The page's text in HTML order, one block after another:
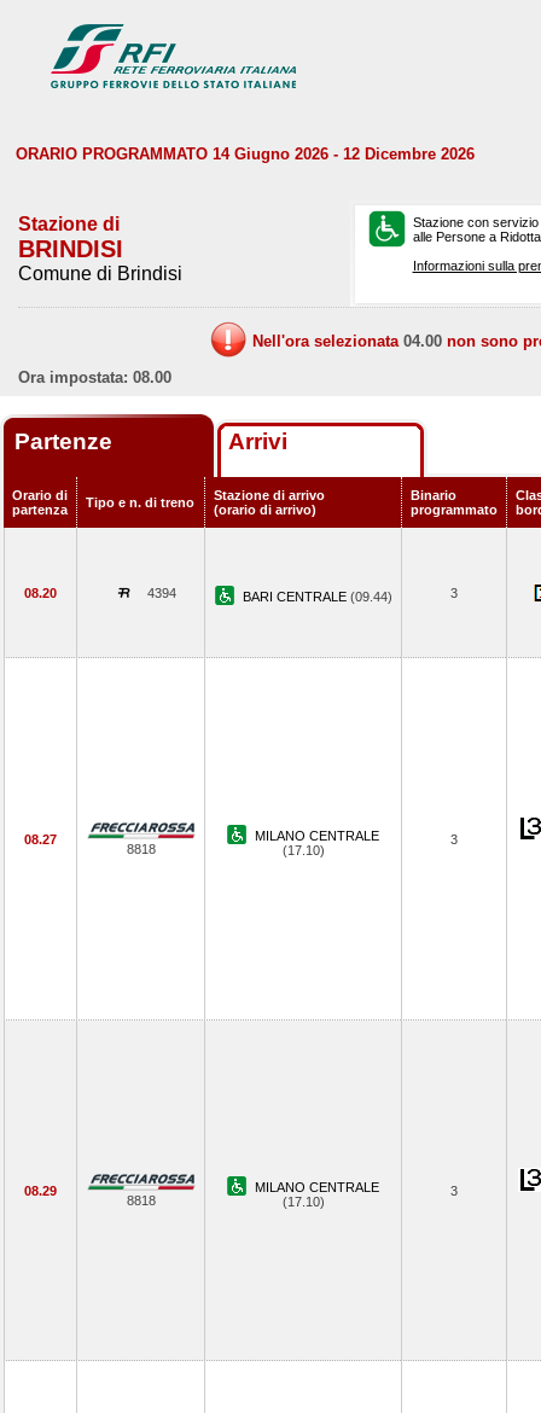
ORARIO PROGRAMMATO 14 Giugno 2026 - 12 Dicembre 2026
Stazione di
BRINDISI
Comune di Brindisi
Stazione con
alle Persone a
Informazioni sulla
Nell'ora selezionata 04.00 non sono
Ora impostata: 08.00
Partenze Arrivi
Orario di
partenza
Tipo e n. di treno
Stazione di arrivo
(orario di arrivo)
Binario
programmato
08.20 4394 BARI CENTRALE (09.44) 3
08.27
8818
MILANO CENTRALE
(17.10)
3
08.29
8818
MILANO CENTRALE
(17.10)
3